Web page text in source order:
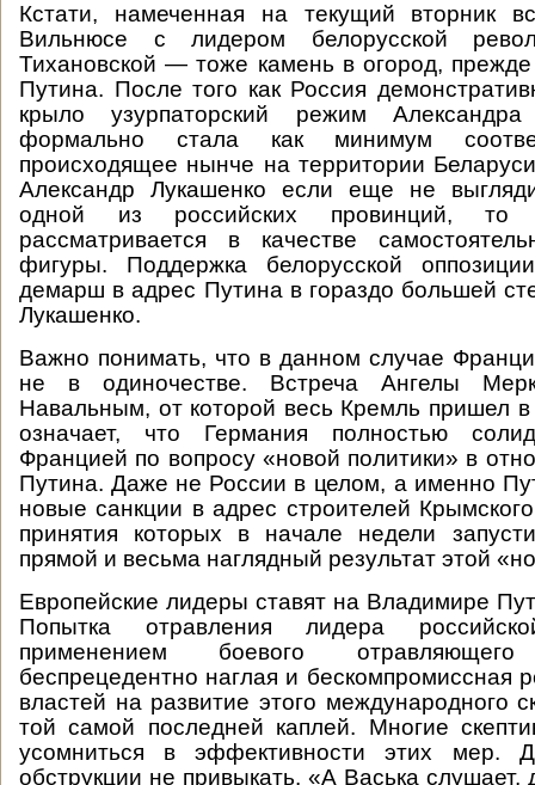
Кстати, намеченная на текущий вторник
Вильнюсе с лидером белорусской
Тихановской — тоже камень в огород,
Путина. После того как Россия
крыло узурпаторский режим
формально стала как минимум
происходящее нынче на территории
Александр Лукашенко если еще не
одной из российских провинций,
рассматривается в качестве
фигуры. Поддержка белорусской
демарш в адрес Путина в гораздо большей
Лукашенко.
Важно понимать, что в данном случае
не в одиночестве. Встреча Ангелы
Навальным, от которой весь Кремль пришел
означает, что Германия полностью
Францией по вопросу «новой политики» в
Путина. Даже не России в целом, а именно
новые санкции в адрес строителей
принятия которых в начале недели
прямой и весьма наглядный результат этой
Европейские лидеры ставят на Владимире
Попытка отравления лидера
применением боевого
беспрецедентно наглая и бескомпромиссная
властей на развитие этого международного
той самой последней каплей. Многие
усомниться в эффективности этих мер.
обструкции не привыкать. «А Васька слушает,